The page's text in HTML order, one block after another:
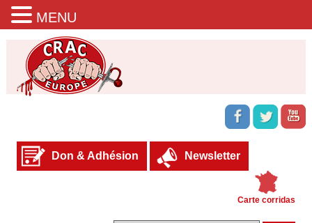
Don & Adhésion Newsletter
Carte corridas
MENU